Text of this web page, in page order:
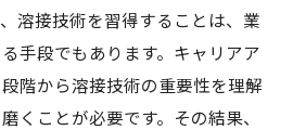
溶接技術を習得することは、業
手段でもあります。キャリアア
階から溶接技術の重要性を理解
くことが必要です。その結果、